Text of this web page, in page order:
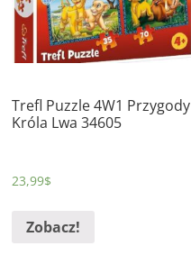
Trefl Puzzle 4W1 Przygody
Króla Lwa 34605
23,99$
Zobacz!